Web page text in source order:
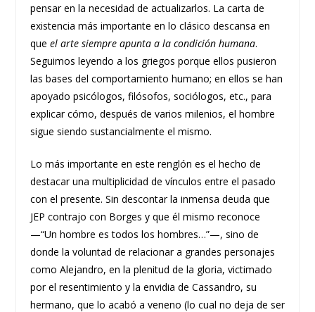
pensar en la necesidad de actualizarlos. La carta de
existencia más importante en lo clásico descansa en
que el arte siempre apunta a la condición humana.
Seguimos leyendo a los griegos porque ellos pusieron
las bases del comportamiento humano; en ellos se han
apoyado psicólogos, filósofos, sociólogos, etc., para
explicar cómo, después de varios milenios, el hombre
sigue siendo sustancialmente el mismo.
Lo más importante en este renglón es el hecho de
destacar una multiplicidad de vínculos entre el pasado
con el presente. Sin descontar la inmensa deuda que
JEP contrajo con Borges y que él mismo reconoce
—“Un hombre es todos los hombres…”—, sino de
donde la voluntad de relacionar a grandes personajes
como Alejandro, en la plenitud de la gloria, victimado
por el resentimiento y la envidia de Cassandro, su
hermano, que lo acabó a veneno (lo cual no deja de ser